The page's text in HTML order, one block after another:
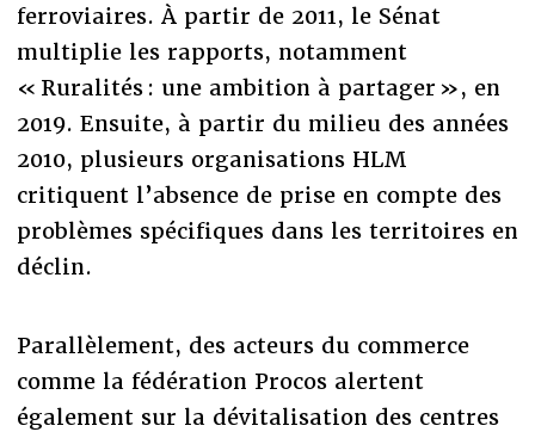
ferroviaires. À partir de 2011, le Sénat
multiplie les rapports, notamment
« Ruralités : une ambition à partager », en
2019. Ensuite, à partir du milieu des années
2010, plusieurs organisations HLM
critiquent l’absence de prise en compte des
problèmes spécifiques dans les territoires en
déclin.
Parallèlement, des acteurs du commerce
comme la fédération Procos alertent
également sur la dévitalisation des centres